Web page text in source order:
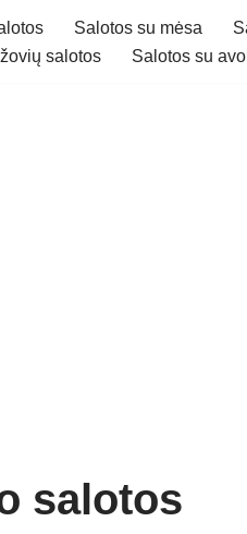
Salotos su mėsa
salotos
Salotos su
salotos